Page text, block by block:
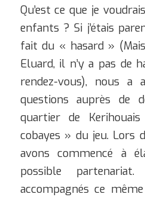
Qu’est ce que je
enfants ? Si j’étais
fait du « hasard »
Eluard, il n’y a pas de
rendez-vous), nous a
questions auprès de
quartier de
cobayes » du jeu. Lors
avons commencé à
possible
accompagnés ce